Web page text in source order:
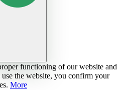
functioning of our website and
the website, you confirm your
More